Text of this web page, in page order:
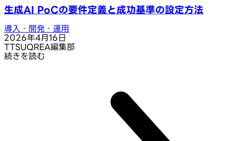
生成AI PoCの要件定義と成功基準の設定方法
導入・開発・運用
2026年4月16日
TTSUQREA編集部
続きを読む